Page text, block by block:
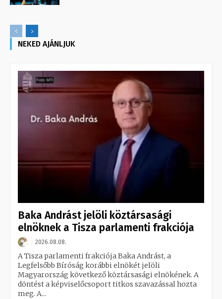
NEKED AJÁNLJUK
Baka Andrást jelöli köztársasági
elnöknek a Tisza parlamenti frakciója
2026.08.08.
A Tisza parlamenti frakciója Baka Andrást, a
Legfelsőbb Bíróság korábbi elnökét jelöli
Magyarország következő köztársasági elnökének. A
döntést a képviselőcsoport titkos szavazással hozta
meg. A...